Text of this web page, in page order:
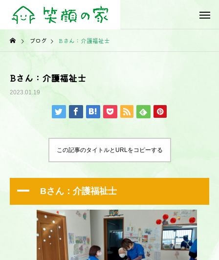
ブログ Bさん：介護福祉士
Bさん：介護福祉士
2023.01.19
この記事のタイトルとURLをコピーする
A Bさん：介護福祉士